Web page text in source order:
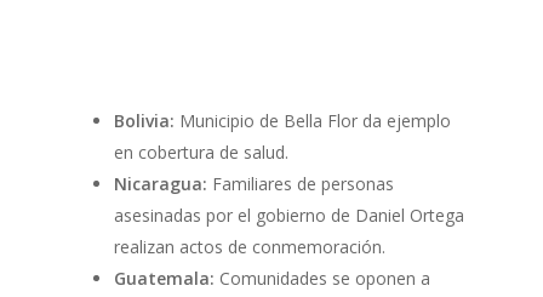
Bolivia: Municipio de Bella Flor da ejemplo
en cobertura de salud.
Nicaragua: Familiares de personas
asesinadas por el gobierno de Daniel Ortega
realizan actos de conmemoración.
Guatemala: Comunidades se oponen a